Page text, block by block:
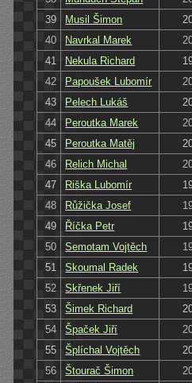
39
Musil Šimon
40
Navrkal Marek
41
Nekula Richard
42
Papoušek Lubomír
43
Pelech Lukáš
44
Peroutka Marek
45
Peroutka Matěj
46
Relich Michal
47
Riška Lubomír
48
Růžička Josef
49
Říčka Petr
50
Semotam Vojtěch
51
Skoumal Radek
52
Skřenek Jiří
53
Šimek Richard
54
Špaček Jiří
55
Šplíchal Vojtěch
56
Štourač Šimon